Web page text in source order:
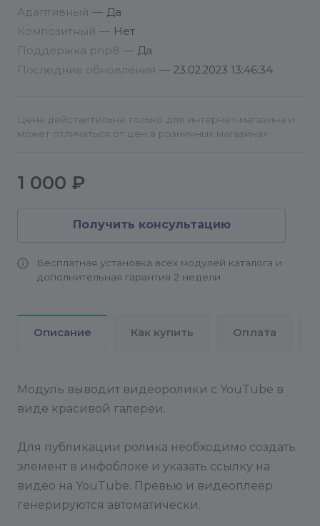
или коротка https://youtu.be/I1mCKgMjZNQ
3. Разместите на странице компонент "YouTube
компонентов:
ISMAGIN > YouTube галерея
А также подключите Jquery при необходимости.
info@conversite.ru
Адаптивный — Да
Композитный — Нет
Поддержка php8 — Да
Последние обновления — 23.02.2023 13:46:34
Цена действительна только для интернет-магазина и
может отличаться от цен в розничных магазинах
1 000 ₽
Получить консультацию
Бесплатная установка всех модулей каталога и
дополнительная гарантия 2 недели
Описание Как купить Оплата
Модуль выводит видеоролики с YouTube в
виде красивой галереи.
Для публикации ролика необходимо создать
элемент в инфоблоке и указать ссылку на
видео на YouTube. Превью и видеоплеер
генерируются автоматически.